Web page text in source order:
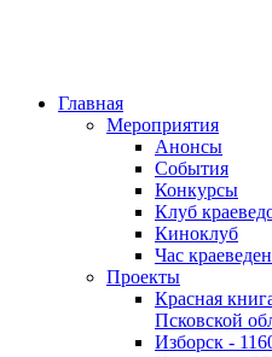
Главная
Мероприятия
Анонсы
События
Конкурсы
Клуб
Киноклуб
Час
Проекты
Красная
Псковской
Изборск -